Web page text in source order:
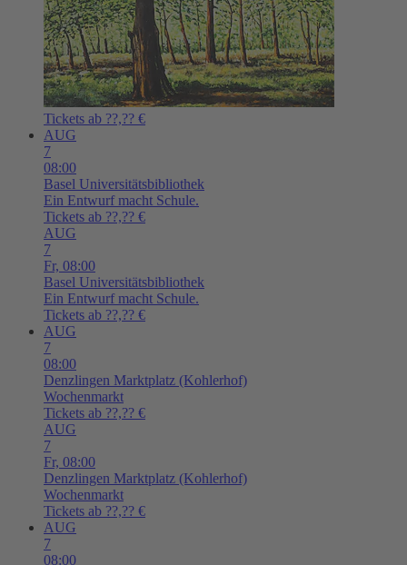
Tickets ab ??,?? €
AUG
7
08:00
Basel Universitätsbibliothek
Ein Entwurf macht Schule.
Tickets ab ??,?? €
AUG
7
Fr, 08:00
Basel Universitätsbibliothek
Ein Entwurf macht Schule.
Tickets ab ??,?? €
AUG
7
08:00
Denzlingen Marktplatz (Kohlerhof)
Wochenmarkt
Tickets ab ??,?? €
AUG
7
Fr, 08:00
Denzlingen Marktplatz (Kohlerhof)
Wochenmarkt
Tickets ab ??,?? €
AUG
7
08:00